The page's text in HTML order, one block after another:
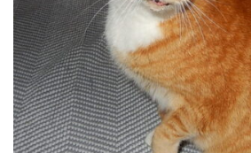
EDDY
Auslauf